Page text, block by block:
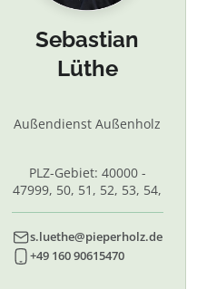
Sebastian
Lüthe
Außendienst Außenholz
PLZ-Gebiet: 40000 -
47999, 50, 51, 52, 53, 54,
s.luethe@pieperholz.de
+49 160 90615470